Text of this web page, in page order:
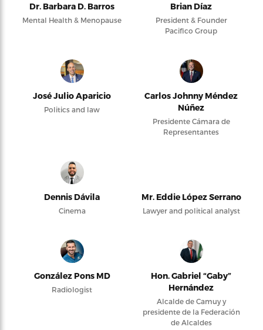
Dr. Barbara D. Barros
Mental Health & Menopause
Brian Díaz
President & Founder
Pacifico Group
José Julio Aparicio
Politics and law
Carlos Johnny Méndez
Núñez
Presidente Cámara de
Representantes
Dennis Dávila
Cinema
Mr. Eddie López Serrano
Lawyer and political analyst
González Pons MD
Radiologist
Hon. Gabriel “Gaby”
Hernández
Alcalde de Camuy y
presidente de la Federación
de Alcaldes